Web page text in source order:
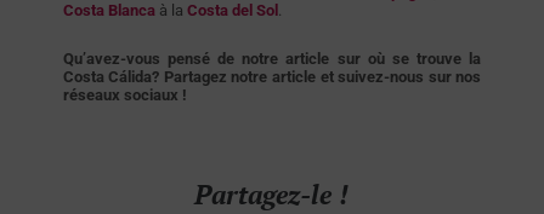
Costa Blancaà la Costa del Sol .
Qu’avez-vous pensé de notre article sur où se trouve la
Costa Cálida? Partagez notre article et suivez-nous sur nos
réseaux sociaux !
Partagez-le !